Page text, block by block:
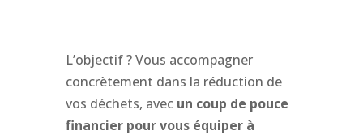
L’objectif ? Vous accompagner
concrètement dans la réduction de
vos déchets, avec un coup de pouce
financier pour vous équiper à